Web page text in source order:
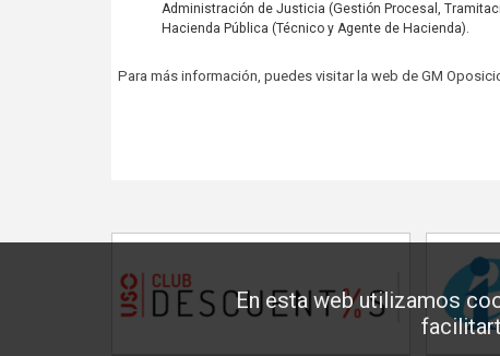
En esta web utilizamos
Administración de Justicia (Gestión Procesal,
Hacienda Pública (Técnico y Agente de Hacienda).
Para más información, puedes visitar la web de GM